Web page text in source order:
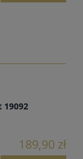
19092
189,90 zł